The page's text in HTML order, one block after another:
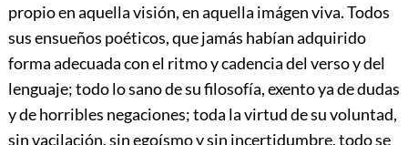
propio en aquella visión, en aquella imágen viva. Todos
sus ensueños poéticos, que jamás habían adquirido
forma adecuada con el ritmo y cadencia del verso y del
lenguaje; todo lo sano de su filosofía, exento ya de dudas
y de horribles negaciones; toda la virtud de su voluntad,
sin vacilación, sin egoísmo y sin incertidumbre, todo se